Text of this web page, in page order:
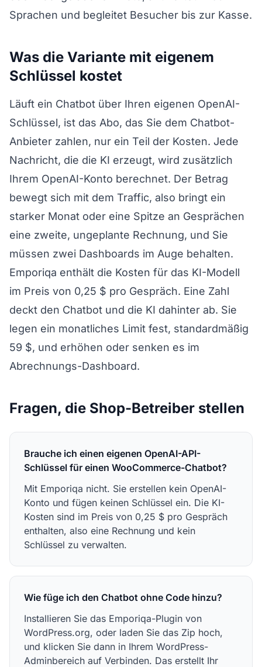
Sprachen und begleitet Besucher bis zur Kasse.
Was die Variante mit eigenem
Schlüssel kostet
Läuft ein Chatbot über Ihren eigenen OpenAI-
Schlüssel, ist das Abo, das Sie dem Chatbot-
Anbieter zahlen, nur ein Teil der Kosten. Jede
Nachricht, die die KI erzeugt, wird zusätzlich
Ihrem OpenAI-Konto berechnet. Der Betrag
bewegt sich mit dem Traffic, also bringt ein
starker Monat oder eine Spitze an Gesprächen
eine zweite, ungeplante Rechnung, und Sie
müssen zwei Dashboards im Auge behalten.
Emporiqa enthält die Kosten für das KI-Modell
im Preis von 0,25 $ pro Gespräch. Eine Zahl
deckt den Chatbot und die KI dahinter ab. Sie
legen ein monatliches Limit fest, standardmäßig
59 $, und erhöhen oder senken es im
Abrechnungs-Dashboard.
Fragen, die Shop-Betreiber stellen
Brauche ich einen eigenen OpenAI-API-
Schlüssel für einen WooCommerce-Chatbot?
Mit Emporiqa nicht. Sie erstellen kein OpenAI-
Konto und fügen keinen Schlüssel ein. Die KI-
Kosten sind im Preis von 0,25 $ pro Gespräch
enthalten, also eine Rechnung und kein
Schlüssel zu verwalten.
Wie füge ich den Chatbot ohne Code hinzu?
Installieren Sie das Emporiqa-Plugin von
WordPress.org, oder laden Sie das Zip hoch,
und klicken Sie dann in Ihrem WordPress-
Adminbereich auf Verbinden. Das erstellt Ihr